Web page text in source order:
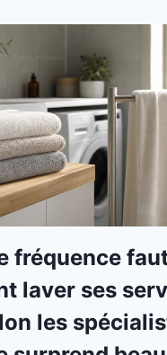
fréquence
laver ses
les